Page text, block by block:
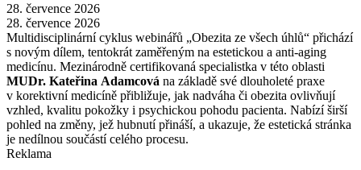
28. července 2026
28. července 2026
Multidisciplinární cyklus webinářů „Obezita ze všech úhlů“ přichází
s novým dílem, tentokrát zaměřeným na estetickou a anti-aging
medicínu. Mezinárodně certifikovaná specialistka v této oblasti
MUDr. Kateřina Adamcová na základě své dlouholeté praxe
v korektivní medicíně přibližuje, jak nadváha či obezita ovlivňují
vzhled, kvalitu pokožky i psychickou pohodu pacienta. Nabízí širší
pohled na změny, jež hubnutí přináší, a ukazuje, že estetická stránka
je nedílnou součástí celého procesu.
Reklama